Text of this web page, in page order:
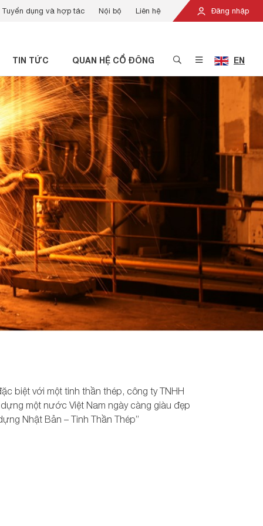
Đăng nhập
Tuyển dụng và hợp tác Nội bộ Liên hệ
TIN TỨC QUAN HỆ CỔ ĐÔNG EN
biệt với một tinh thần thép, công ty TNHH
một nước Việt Nam ngày càng giàu đẹp
Nhật Bản – Tinh Thần Thép”